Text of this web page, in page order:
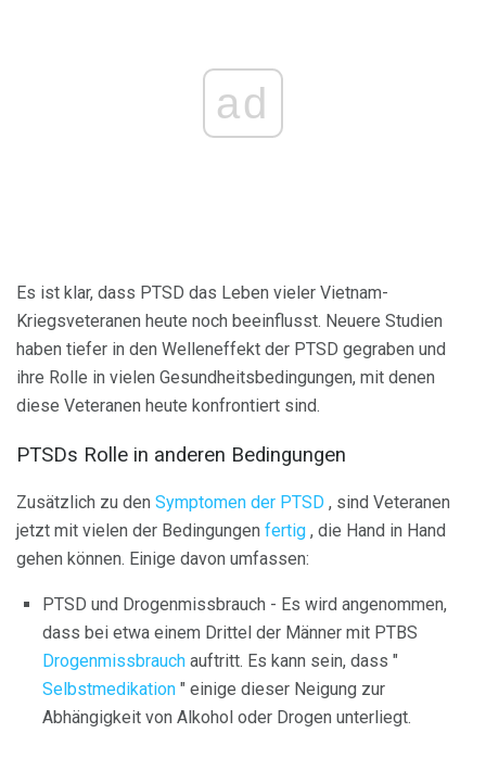
ad
Es ist klar, dass PTSD das Leben vieler Vietnam-
Kriegsveteranen heute noch beeinflusst. Neuere Studien
haben tiefer in den Welleneffekt der PTSD gegraben und
ihre Rolle in vielen Gesundheitsbedingungen, mit denen
diese Veteranen heute konfrontiert sind.
PTSDs Rolle in anderen Bedingungen
Zusätzlich zu den Symptomen der PTSD , sind Veteranen
jetzt mit vielen der Bedingungen fertig , die Hand in Hand
gehen können. Einige davon umfassen:
PTSD und Drogenmissbrauch - Es wird angenommen,
dass bei etwa einem Drittel der Männer mit PTBS
Drogenmissbrauch auftritt. Es kann sein, dass "
Selbstmedikation " einige dieser Neigung zur
Abhängigkeit von Alkohol oder Drogen unterliegt.